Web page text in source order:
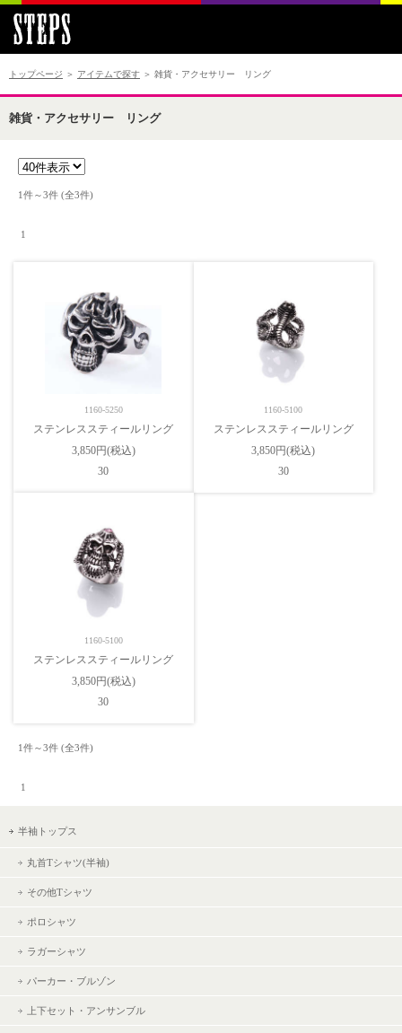
トップページ ＞ アイテムで探す ＞ 雑貨・アクセサリー リング
半袖トップス
丸首Tシャツ(半袖)
その他Tシャツ
ポロシャツ
ラガーシャツ
パーカー・ブルゾン
上下セット・アンサンブル
雑貨・アクセサリー リング
1件～3件 (全3件)
1
1160-5250
ステンレススティールリング
3,850円(税込)
30
1160-5100
ステンレススティールリング
3,850円(税込)
30
1160-5100
ステンレススティールリング
3,850円(税込)
30
1件～3件 (全3件)
1